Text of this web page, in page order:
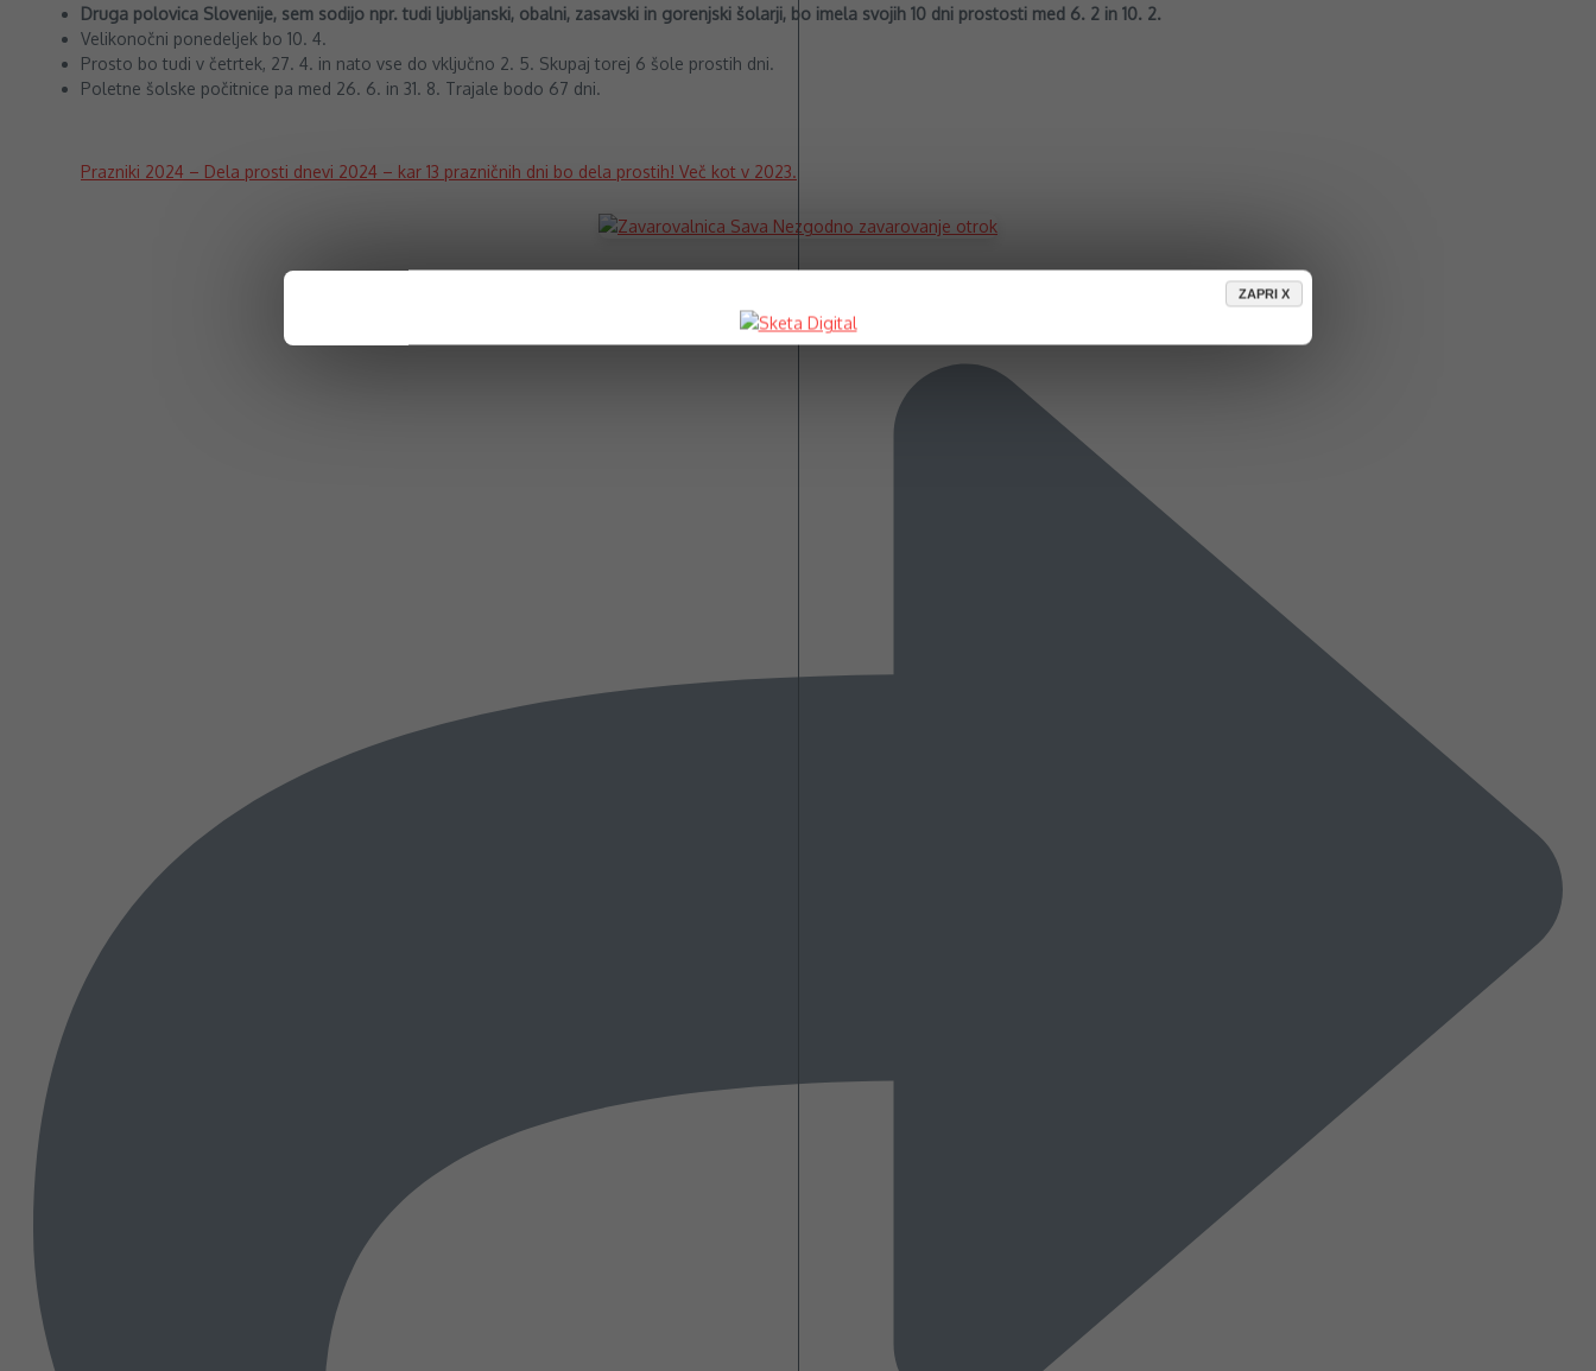
Druga polovica Slovenije, sem sodijo npr. tudi ljubljanski, obalni, zasavski in gorenjski šolarji, bo imela svojih 10 dni prostosti med 6. 2 in 10. 2.
Velikonočni ponedeljek bo 10. 4.
Prosto bo tudi v četrtek, 27. 4. in nato vse do vključno 2. 5. Skupaj torej 6 šole prostih dni.
Poletne šolske počitnice pa med 26. 6. in 31. 8. Trajale bodo 67 dni.
Prazniki 2024 – Dela prosti dnevi 2024 – kar 13 prazničnih dni bo dela prostih! Več kot v 2023.
ZAPRI X